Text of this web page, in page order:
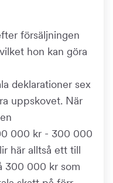
försäljningen
hon kan göra
deklarationer sex
uppskovet. När
000 kr - 300 000
här alltså ett till
300 000 kr som